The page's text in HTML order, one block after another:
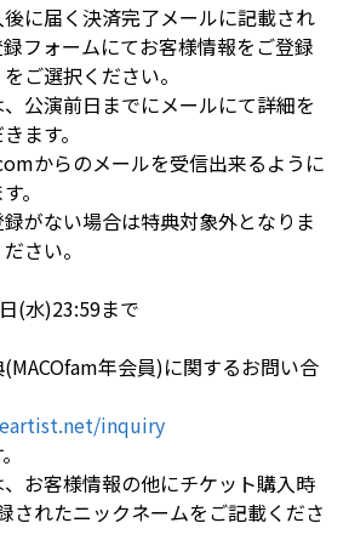
に届く決済完了メールに記載され
フォームにてお客様情報をご登録
ご選択ください。
公演前日までにメールにて詳細を
ます。
からのメールを受信出来るように
。
がない場合は特典対象外となりま
さい。
(水)23:59まで
年会員)に関するお問い合
inquiry
お客様情報の他にチケット購入時
されたニックネームをご記載くださ